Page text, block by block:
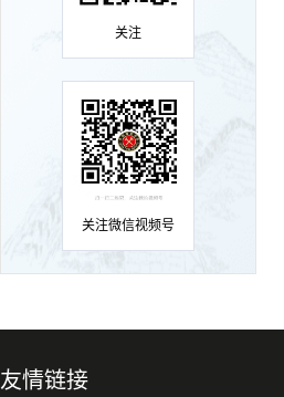
关注
关注微信视频号
友情链接